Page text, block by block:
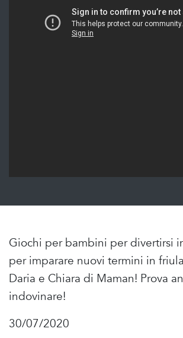
Giochi per bambini per divertirsi
per imparare nuovi termini in
Daria e Chiara di Maman! Prova
indovinare!
30/07/2020